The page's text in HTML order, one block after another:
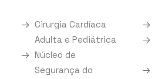
Cirurgia Cardíaca
Adulta e Pediátrica
Núcleo de
Segurança do